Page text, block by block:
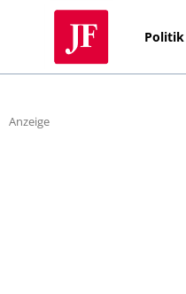
Politik
Anzeige